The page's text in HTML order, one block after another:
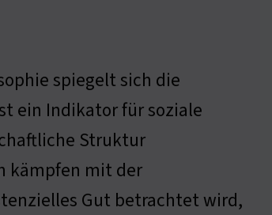
spiegelt sich die
ein Indikator für soziale
Struktur
kämpfen mit der
Gut betrachtet wird,